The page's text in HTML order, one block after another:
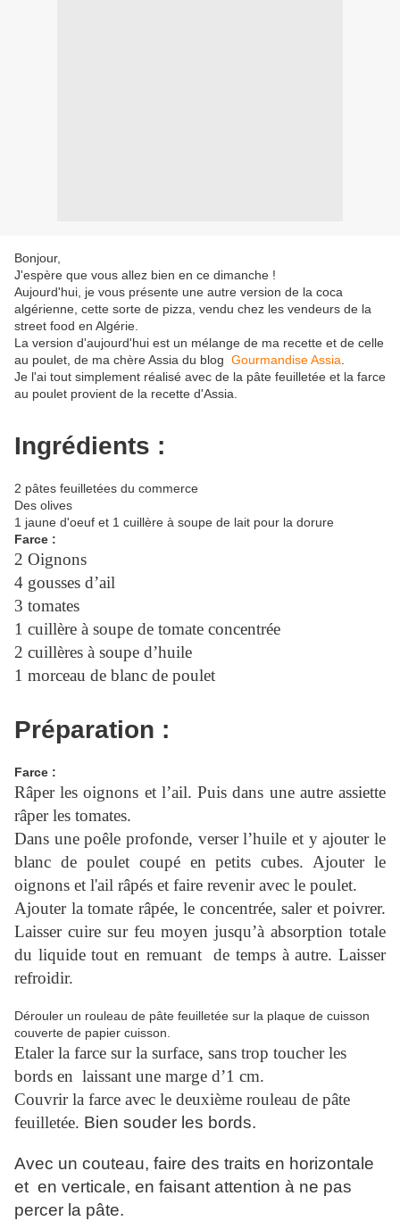
Bonjour,
J'espère que vous allez bien en ce dimanche !
Aujourd'hui, je vous présente une autre version de la coca
algérienne, cette sorte de pizza, vendu chez les vendeurs de la
street food en Algérie.
La version d'aujourd'hui est un mélange de ma recette et de celle
au poulet, de ma chère Assia du blog Gourmandise Assia
Je l'ai tout simplement réalisé avec de la pâte feuilletée et la farce
au poulet provient de la recette d'Assia.
Ingrédients :
2 pâtes feuilletées du commerce
Des olives
1 jaune d'oeuf et 1 cuillère à soupe de lait pour la dorure
Farce :
2 Oignons
4 gousses d’ail
3 tomates
1 cuillère à soupe de tomate concentrée
2 cuillères à soupe d’huile
1 morceau de blanc de poulet
Préparation :
Farce :
Râper les oignons et l’ail. Puis dans une autre assiette
râper les tomates.
Dans une poêle profonde, verser l’huile et y ajouter le
blanc de poulet coupé en petits cubes. Ajouter le
oignons et l'ail râpés et faire revenir avec le poulet.
Ajouter la tomate râpée, le concentrée, saler et poivrer.
Laisser cuire sur feu moyen jusqu’à absorption totale
du liquide tout en remuant de temps à autre. Laisser
refroidir.
Dérouler un rouleau de pâte feuilletée sur la plaque de cuisson
couverte de papier cuisson.
Etaler la farce sur la surface, sans trop toucher les
bords en laissant une marge d’1 cm.
Couvrir la farce avec le deuxième rouleau de pâte
feuilletée. Bien souder les bords.
Avec un couteau, faire des traits en horizontale
et en verticale, en faisant attention à ne pas
percer la pâte.